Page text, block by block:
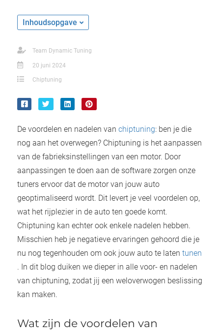
Inhoudsopgave
Team Dynamic Tuning
20 juni 2024
Chiptuning
De voordelen en nadelen van chiptuning: ben je die
nog aan het overwegen? Chiptuning is het aanpassen
van de fabrieksinstellingen van een motor. Door
aanpassingen te doen aan de software zorgen onze
tuners ervoor dat de motor van jouw auto
geoptimaliseerd wordt. Dit levert je veel voordelen op,
wat het rijplezier in de auto ten goede komt.
Chiptuning kan echter ook enkele nadelen hebben.
Misschien heb je negatieve ervaringen gehoord die je
nu nog tegenhouden om ook jouw auto te laten tunen
. In dit blog duiken we dieper in alle voor- en nadelen
van chiptuning, zodat jij een weloverwogen beslissing
kan maken.
Wat zijn de voordelen van